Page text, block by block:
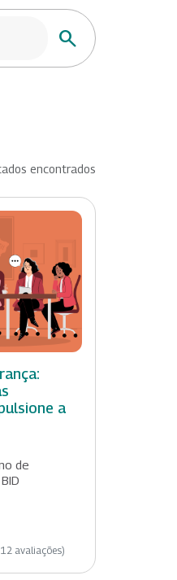
Buscar
encontrados
a
de
avaliações)